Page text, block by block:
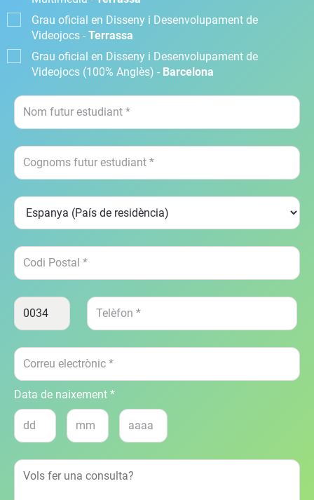
Grau oficial en Disseny i Desenvolupament de
Videojocs - Terrassa
Grau oficial en Disseny i Desenvolupament de
Videojocs (100% Anglès) - Barcelona
Data de naixement *